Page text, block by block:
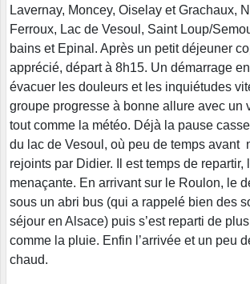
Lavernay, Moncey, Oiselay et Grachaux,
Ferroux, Lac de Vesoul, Saint Loup/
bains et Epinal. Après un petit déjeuner
apprécié, départ à 8h15. Un démarrage
évacuer les douleurs et les inquiétudes
groupe progresse à bonne allure avec un
tout comme la météo. Déjà la pause
du lac de Vesoul, où peu de temps avant
rejoints par Didier. Il est temps de repartir,
menaçante. En arrivant sur le Roulon, le
sous un abri bus (qui a rappelé bien des
séjour en Alsace) puis s’est reparti de
comme la pluie. Enfin l’arrivée et un peu
chaud.